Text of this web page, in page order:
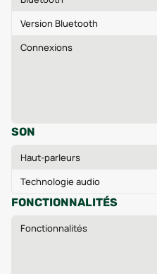
Version Bluetooth
Connexions
SON
Haut-parleurs
Technologie audio
FONCTIONNALITÉS
Fonctionnalités